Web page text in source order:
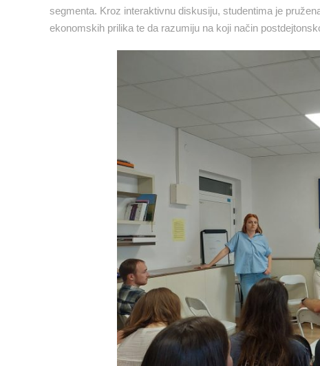
segmenta. Kroz interaktivnu diskusiju, studentima je
ekonomskih prilika te da razumiju na koji način